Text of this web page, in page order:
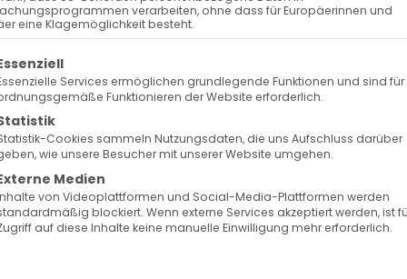
Stuttgart 2024
die Zukunft“
Musik und erleben Sie ein Konzert,
verbindet. Das Eröffnungskonzert der
berühmter armenischer Komponisten wie
verarbeiten, ohne dass für Europäerinnen und
eine Klagemöglichkeit besteht.
eine Liste der Service-Gruppen, für die eine
Services ermöglichen grundlegende Funktionen und sind
Funktionieren der Website erforderlich.
Cookies sammeln Nutzungsdaten, die uns Aufschluss darüber
wie unsere Besucher mit unserer Website umgehen.
Medien
von Videoplattformen und Social-Media-Plattformen werden
blockiert. Wenn externe Services akzeptiert werden, ist
auf diese Inhalte keine manuelle Einwilligung mehr erforderlich.